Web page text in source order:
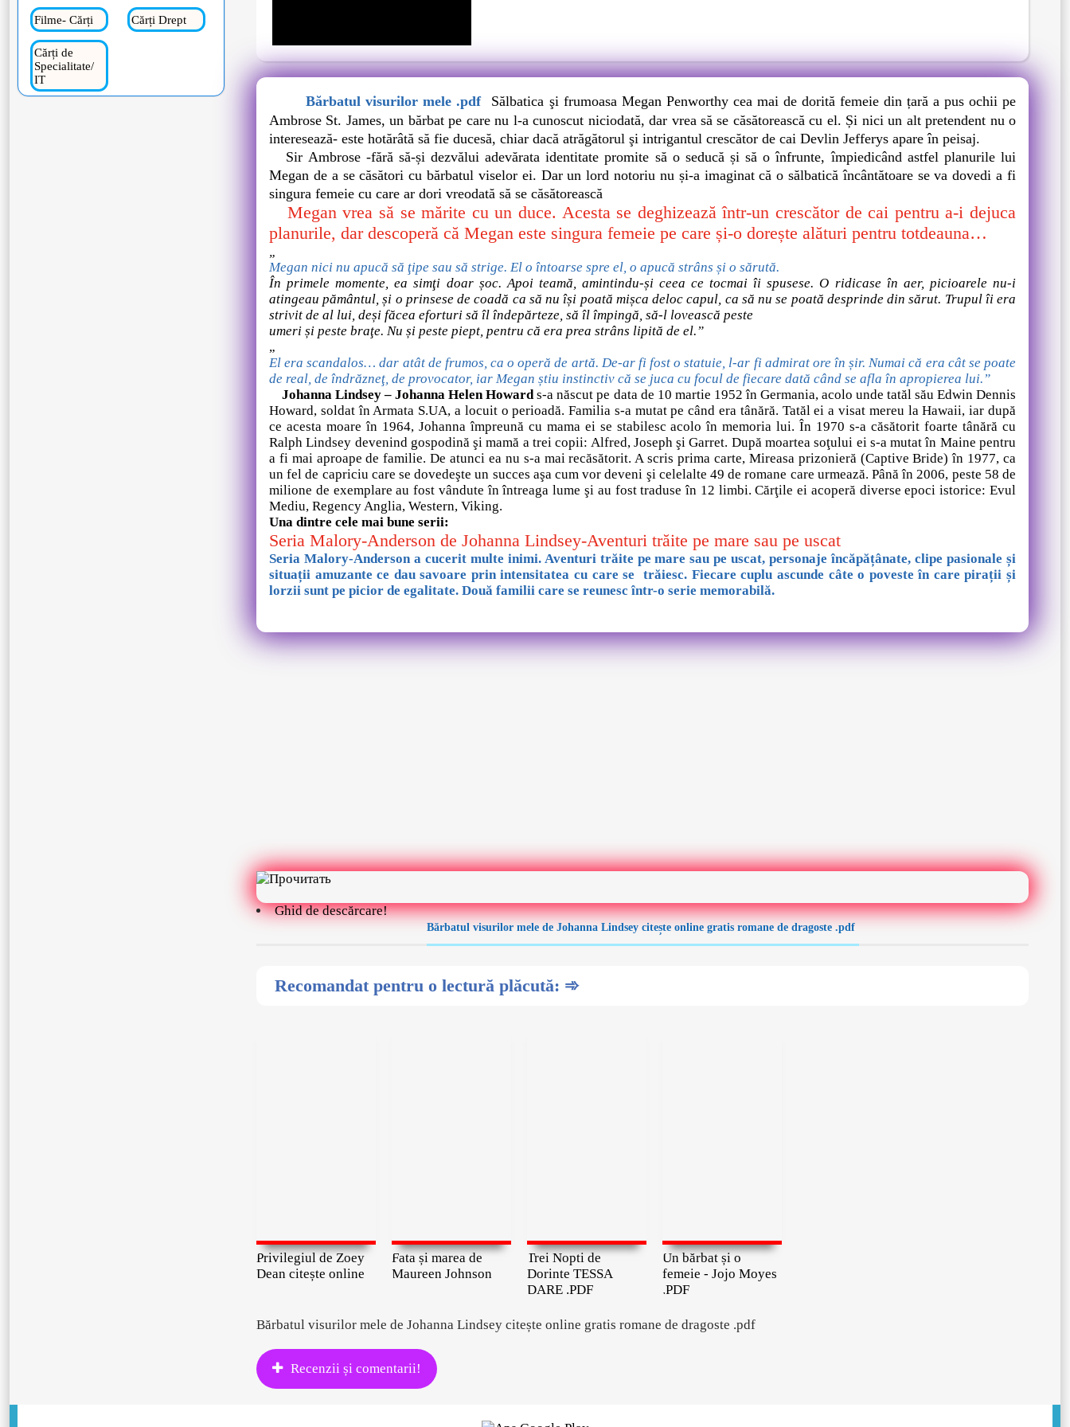
Bărbatul visurilor mele .pdf
Sălbatica şi frumoasa Megan Penworthy cea mai de dorită femeie din țară a pus ochii pe
Ambrose St. James, un bărbat pe care nu l-a cunoscut niciodată, dar vrea să se căsătorească cu el. Și nici un alt pretendent nu o
interesează- este hotărâtă să fie ducesă, chiar dacă atrăgătorul şi intrigantul crescător de cai Devlin Jefferys apare în peisaj.
Sir Ambrose -fără să-și dezvălui adevărata identitate promite să o seducă și să o înfrunte, împiedicând astfel planurile lui
Megan de a se căsători cu bărbatul viselor ei. Dar un lord notoriu nu și-a imaginat că o sălbatică încântătoare se va dovedi a fi
singura femeie cu care ar dori vreodată să se căsătorească
Megan vrea să se mărite cu un duce. Acesta se deghizează într-un crescător de cai pentru a-i dejuca
planurile, dar descoperă că Megan este singura femeie pe care și-o dorește alături pentru totdeauna…
„
Megan nici nu apucă să ţipe sau să strige. El o întoarse spre el, o apucă strâns și o sărută.
În primele momente, ea simţi doar șoc. Apoi teamă, amintindu-și ceea ce tocmai îi spusese. O ridicase în aer, picioarele nu-i
atingeau pământul, și o prinsese de coadă ca să nu își poată mișca deloc capul, ca să nu se poată desprinde din sărut. Trupul îi era
strivit de al lui, deși făcea eforturi să îl îndepărteze, să îl împingă, să-l lovească peste
umeri și peste braţe. Nu și peste piept, pentru că era prea strâns lipită de el.”
„
El era scandalos… dar atât de frumos, ca o operă de artă. De-ar fi fost o statuie, l-ar fi admirat ore în șir. Numai că era cât se poate
de real, de îndrăzneţ, de provocator, iar Megan știu instinctiv că se juca cu focul de fiecare dată când se afla în apropierea lui.”
Johanna Lindsey – Johanna Helen Howards-a născut pe data de 10 martie 1952 în Germania, acolo unde tatăl său Edwin Dennis
Howard, soldat în Armata S.UA, a locuit o perioadă. Familia s-a mutat pe când era tânără. Tatăl ei a visat mereu la Hawaii, iar după
ce acesta moare în 1964, Johanna împreună cu mama ei se stabilesc acolo în memoria lui. În 1970 s-a căsătorit foarte tânără cu
Ralph Lindsey devenind gospodină şi mamă a trei copii: Alfred, Joseph şi Garret. După moartea soţului ei s-a mutat în Maine pentru
a fi mai aproape de familie. De atunci ea nu s-a mai recăsătorit. A scris prima carte, Mireasa prizonieră (Captive Bride) în 1977, ca
un fel de capriciu care se dovedeşte un succes aşa cum vor deveni şi celelalte 49 de romane care urmează. Până în 2006, peste 58 de
milione de exemplare au fost vândute în întreaga lume şi au fost traduse în 12 limbi. Cărţile ei acoperă diverse epoci istorice: Evul
Mediu, Regency Anglia, Western, Viking.
Una dintre cele mai bune serii:
Seria Malory-Anderson de Johanna Lindsey-Aventuri trăite pe mare sau pe uscat
Seria Malory-Anderson a cucerit multe inimi. Aventuri trăite pe mare sau pe uscat, personaje încăpățânate, clipe pasionale și
situații amuzante ce dau savoare prin intensitatea cu care se trăiesc. Fiecare cuplu ascunde câte o poveste în care pirații și
lorzii sunt pe picior de egalitate. Două familii care se reunesc într-o serie memorabilă.
Ghid de descărcare!
Bărbatul visurilor mele de Johanna Lindsey citește online gratis romane de dragoste .pdf
Recomandat pentru o lectură plăcută: ➾
Privilegiul de Zoey
Dean citește online
Fata și marea de
Maureen Johnson
Trei Nopti de
Dorinte TESSA
DARE .PDF
Un bărbat și o
femeie - Jojo Moyes
.PDF
Bărbatul visurilor mele de Johanna Lindsey citește online gratis romane de dragoste .pdf
Recenzii și comentarii!
Filme- Cărți Cărți Drept
Cărți de
Specialitate/
IT